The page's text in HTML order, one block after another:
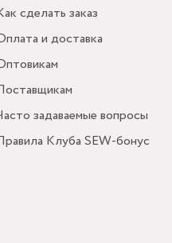
сделать заказ
и доставка
задаваемые вопросы
Клуба SEW-бонус